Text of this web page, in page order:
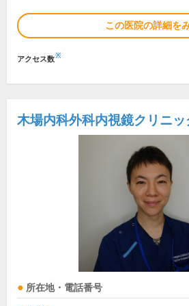
この医院の詳細を
アクセス数※
木場内科外科内視鏡クリニッ
所在地・電話番号